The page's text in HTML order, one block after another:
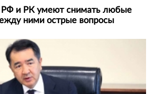
РФ и РК умеют снимать любые
ними острые вопросы